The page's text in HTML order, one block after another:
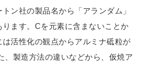
ン社の製品名から「アランダム」
ります。Cを元素に含まないことか
は活性化の観点からアルミナ砥粒が
、製造方法の違いなどから、仮焼ア